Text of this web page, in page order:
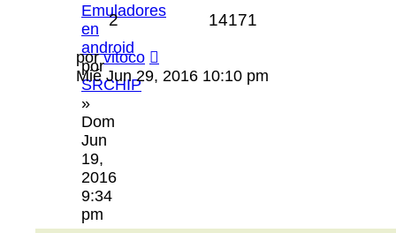
Emuladores
en
android
por
SRCHIP
»
Dom
Jun
19,
2016
9:34
pm
2 14171
porvitoco
Mié Jun 29, 2016 10:10 pm